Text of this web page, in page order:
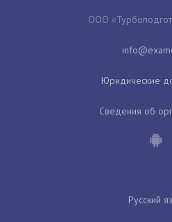
ООО
Юридические
Сведения об
Русский